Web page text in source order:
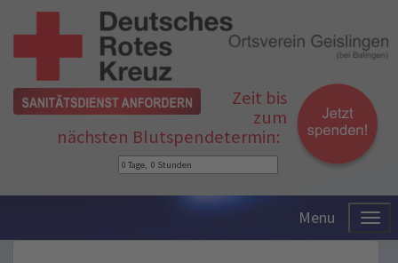
Zeit bis
zum
nächsten Blutspendetermin:
Menu